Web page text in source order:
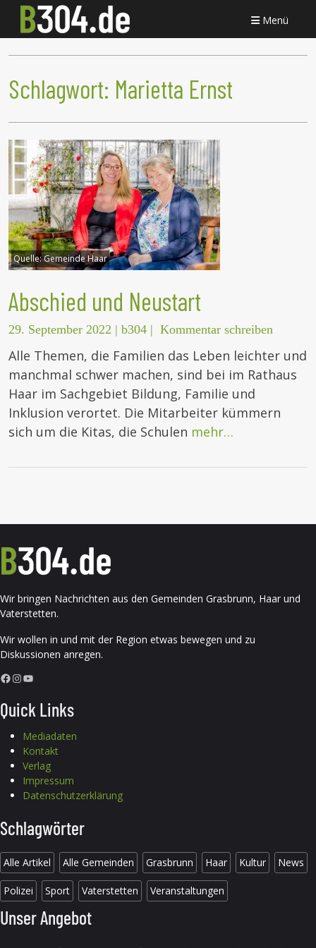
Menü
Schlagwort: Marietta Ernst
Quelle:Gemeinde Haar
Abschied und Neustart
29. September 2022 | b304 | Kommentar schreiben
Alle Themen, die Familien das Leben leichter und
manchmal schwer machen, sind bei im Rathaus
Haar im Sachgebiet Bildung, Familie und
Inklusion verortet. Die Mitarbeiter kümmern
sich um die Kitas, die Schulen mehr…
Wir bringen Nachrichten aus den Gemeinden Grasbrunn, Haar und
Vaterstetten.
Wir wollen in und mit der Region etwas bewegen und zu
Diskussionen anregen.
Facebook InstagramYouTube
Quick Links
Mediadaten
Kontakt
Verlag
Impressum
Datenschutzerklärung
Schlagwörter
Alle Artikel Alle Gemeinden Grasbrunn Haar Kultur News
Polizei Sport Vaterstetten Veranstaltungen
Unser Angebot